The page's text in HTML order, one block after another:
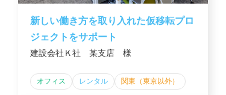
新しい働き方を取り入れた仮移転プロ
ジェクトをサポート
建設会社Ｋ社 某支店 様
オフィス レンタル 関東（東京以外）